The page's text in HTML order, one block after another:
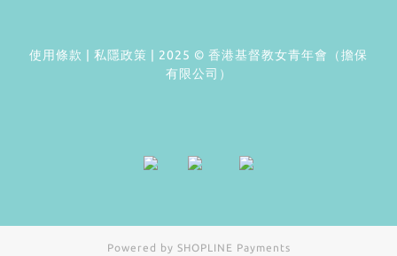
使用條款 私隱政策
| 2025 © 香港基督教女青年會（擔保
有限公司）
Powered by SHOPLINE Payments